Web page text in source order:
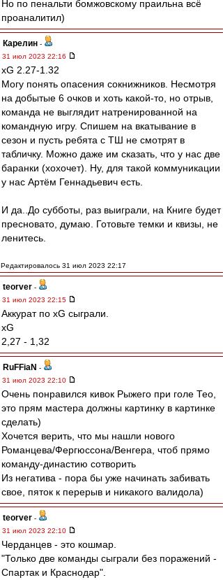
Но по пенальти бомжовскому праильна всё
проаналитил)
Карелин -
31 июл 2023 22:16
xG 2.27-1.32
Могу понять опасения сокнижников. Несмотря
на добытые 6 очков и хоть какой-то, но отрыв,
команда не выглядит натренированной на
командную игру. Спишем на вкатывание в
сезон и пусть ребята с ТШ не смотрят в
табличку. Можно даже им сказать, что у нас две
баранки (хохочет). Ну, для такой коммуникации
у нас Артём Геннадьевич есть.
И да..До субботы, раз выиграли, на Книге будет
пресновато, думаю. Готовьте темки и квизы, не
ленитесь.
Редактировалось 31 июл 2023 22:17
teorver -
31 июл 2023 22:15
Аккурат по xG сыграли.
xG
2,27 - 1,32
RuFFiaN -
31 июл 2023 22:10
Очень понравился кивок Рыжего при голе Тео,
это прям мастера должны картинку в картинке
сделать)
Хочется верить, что мы нашли нового
Романцева/Фергюссона/Венгера, чтоб прямо
команду-династию сотворить
Из негатива - пора бы уже начинать забивать
свое, пяток к перерыв и никакого валидола)
teorver -
31 июл 2023 22:10
Черданцев - это кошмар.
"Только две команды сыграли без поражений -
Спартак и Краснодар".